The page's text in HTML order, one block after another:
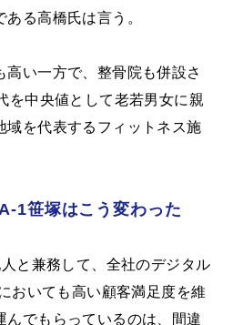
る高橋氏は言う。
高い一方で、整骨院も併設さ
を中央値として老若男女に親
域を代表するフィットネス施
1笹塚はこう変わった
と兼務して、全社のデジタル
おいても高い顧客満足度を維
んでもらっているのは、間違